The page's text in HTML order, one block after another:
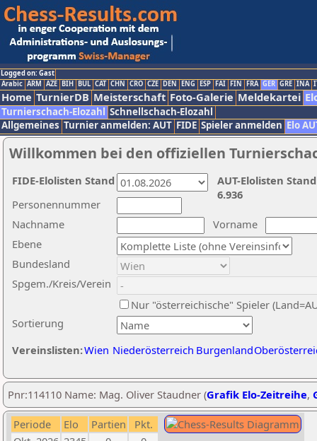
Logged on: Gast
Arabic ARM AZE BIH BUL CAT CHN CRO CZE DEN ENG ESP FAI FIN FRA GER GRE INA
Home TurnierDB Meisterschaft Foto-Galerie Meldekartei
Turnierschach-Elozahl Schnellschach-Elozahl
Allgemeines Turnier anmelden: AUT FIDE Spieler anmelden Elo
Willkommen bei den offiziellen
Nachname
Vorname
Ebene
Sortierung
Personennummer
Bundesland
Spgem./Kreis/Verein
Nur "österreichische" Spieler
Vereinslisten:Wien Niederösterreich Burgenland
AUT-Elolisten
6.936
FIDE-Elolisten Stand
Pnr:114110 Name: Mag. Oliver Staudner (Grafik Elo-Zeitreihe,
Periode Elo Partien
Pkt.